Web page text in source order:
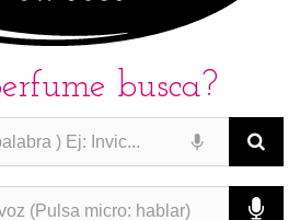
busca?